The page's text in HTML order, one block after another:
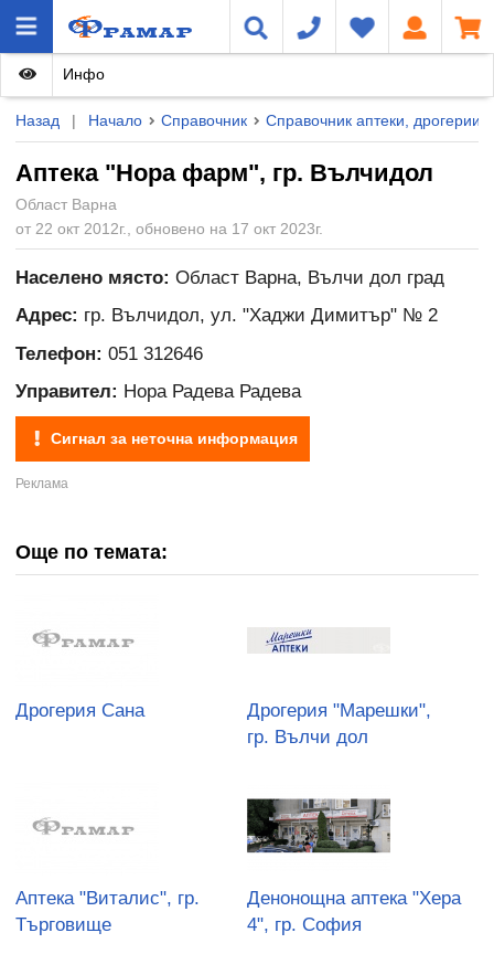
Назад | Начало Справочник Справочник аптеки, дрогерии
Аптека "Нора фарм", гр. Вълчидол
Област Варна
от 22 окт 2012г., обновено на 17 окт 2023г.
Инфо
Населено място: Област Варна, Вълчи дол град
Адрес: гр. Вълчидол, ул. "Хаджи Димитър" № 2
Телефон: 051 312646
Управител: Нора Радева Радева
Сигнал за неточна информация
Още по темата:
Дрогерия Сана
Дрогерия "Марешки",
гр. Вълчи дол
Аптека "Виталис", гр.
Търговище
Денонощна аптека "Хера
4", гр. София